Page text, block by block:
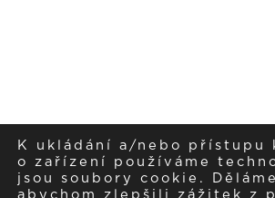
K ukládání a/nebo přístupu
o zařízení používáme
jsou soubory cookie.
abychom zlepšili zážitek z